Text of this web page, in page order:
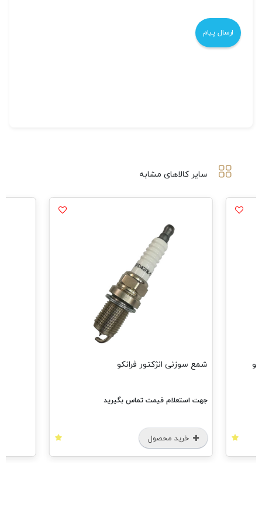
سایر کالاهای مشابه
شمع سوزنی انژکتور فرانکو
جهت استعلام قیمت تماس بگیرید
خرید محصول